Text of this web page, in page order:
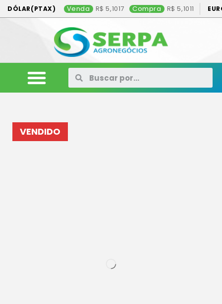
DÓLAR(PTAX) Venda 5,1017 Compra 5,1011
VENDIDO